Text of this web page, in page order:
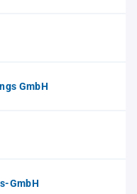
GmbH
GmbH